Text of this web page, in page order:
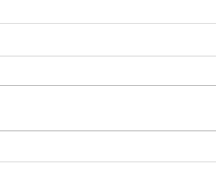
Mitgliederversammlung